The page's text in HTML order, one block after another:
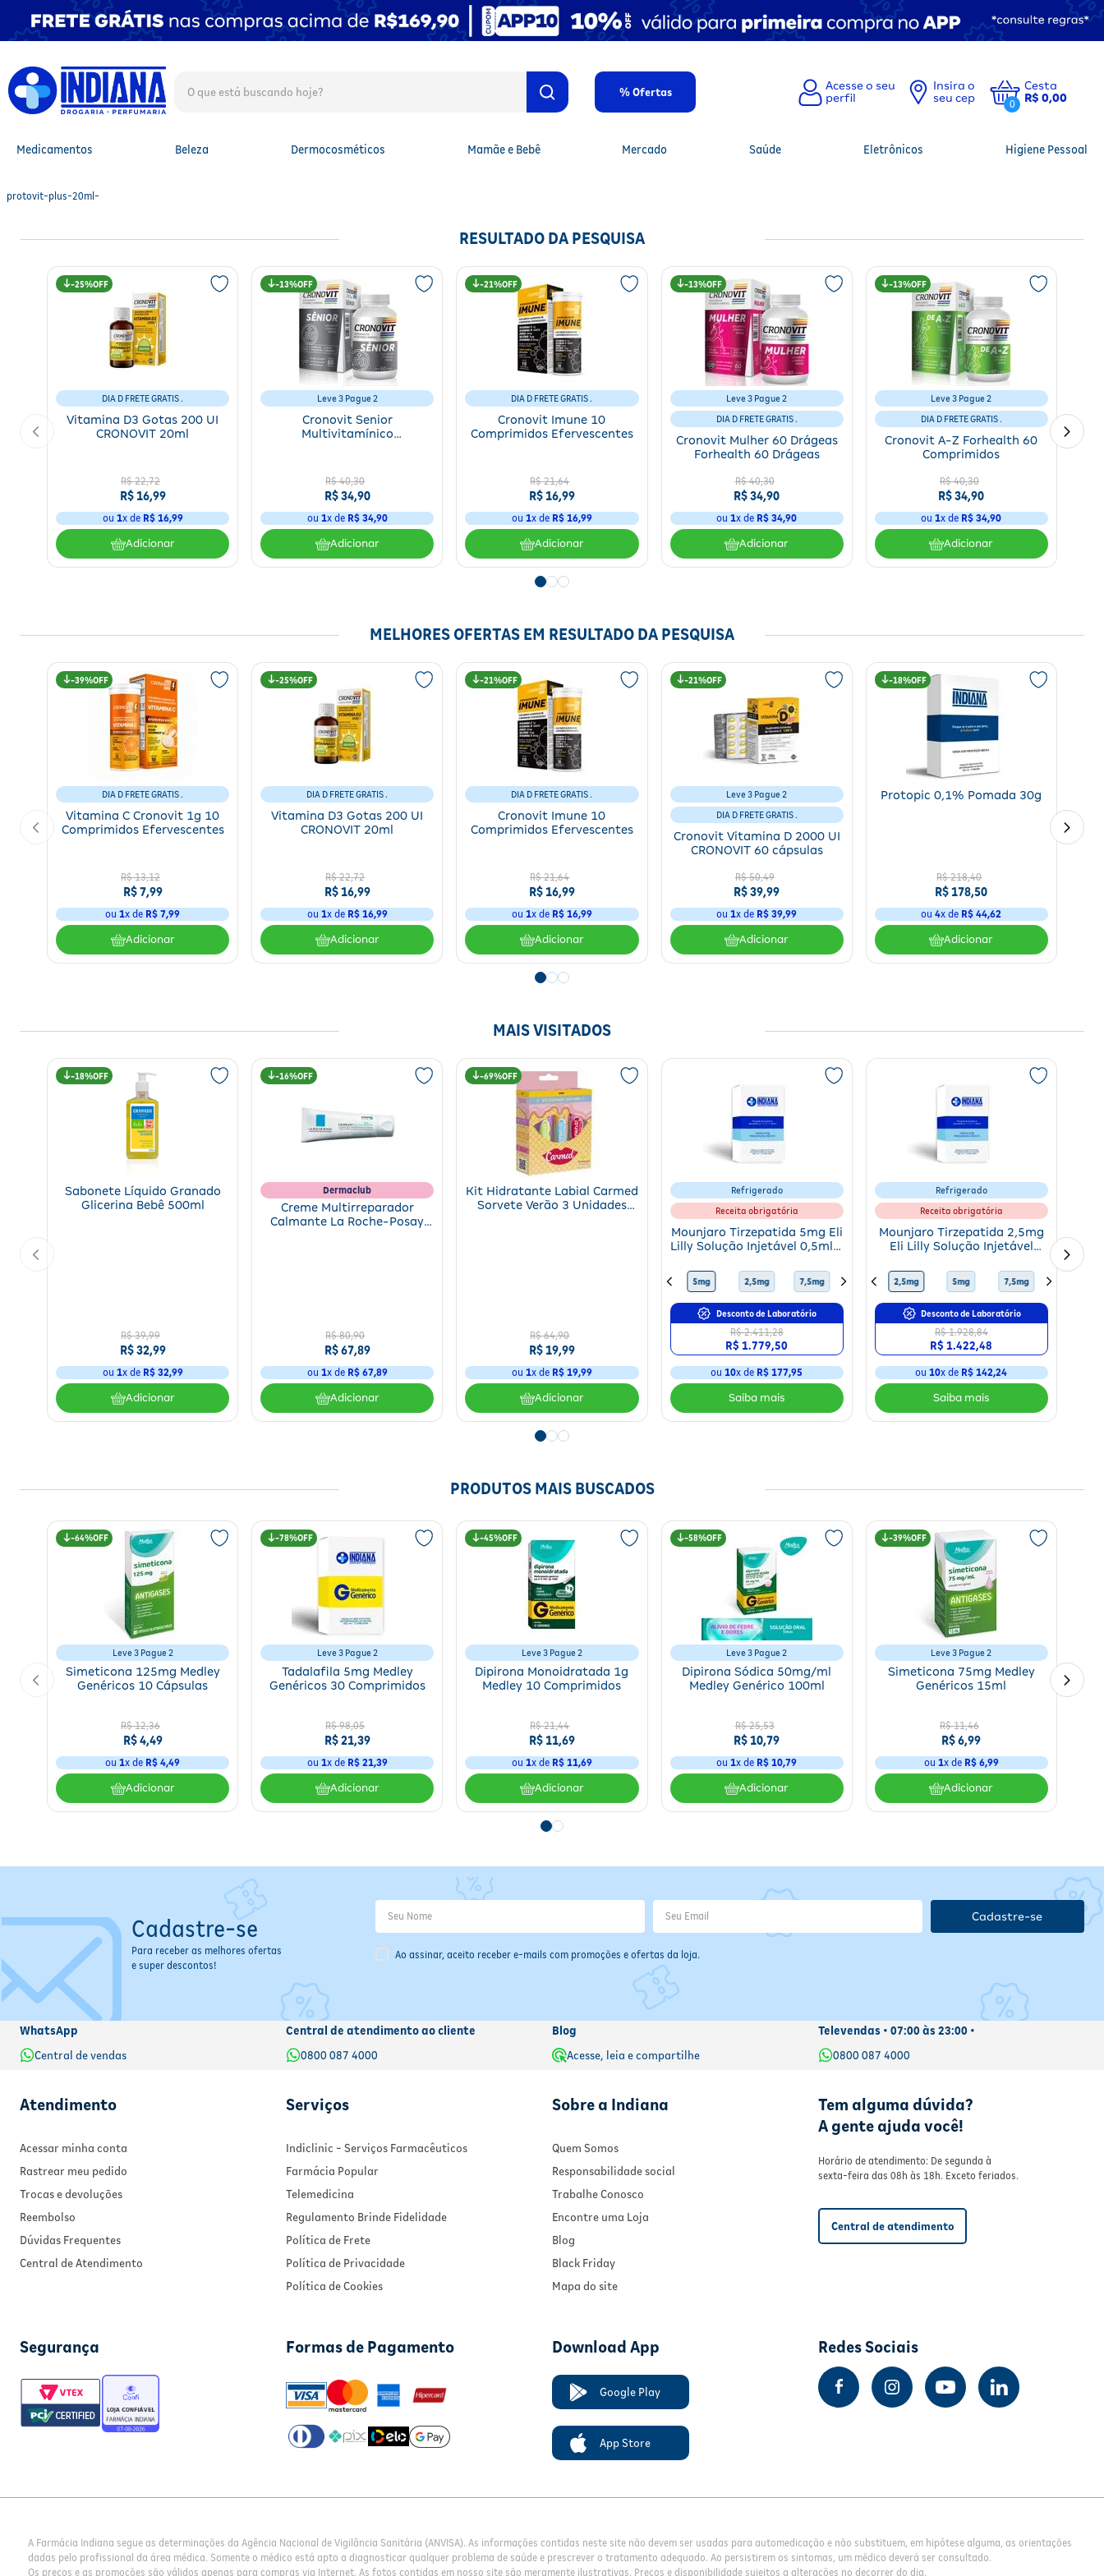
% Ofertas
Insira o
seu cep
0
Cesta
R$ 0,00
Medicamentos Beleza Dermocosméticos Mamãe e Bebê Mercado Saúde Eletrônicos Higiene Pessoal
protovit-plus-20ml-
RESULTADO DA PESQUISA
25%
DIA D FRETE GRATIS .
Vitamina D3 Gotas 200 UI
CRONOVIT 20ml
R$ 22,72
R$ 16,99
ou 1x de R$ 16,99
Adicionar
13%
Leve 3 Pague 2
Cronovit Senior
Multivitamínico
R$ 40,30
R$34,90
ou 1x de R$ 34,90
Adicionar
21%
DIA D FRETE GRATIS .
Cronovit Imune 10
Comprimidos Efervescentes
R$ 21,64
R$16,99
ou 1x de R$ 16,99
Adicionar
13%
Leve 3 Pague 2
DIA D FRETE GRATIS .
Cronovit Mulher 60 Drágeas
Forhealth 60 Drágeas
R$ 40,30
R$34,90
ou1x de R$ 34,90
Adicionar
13%
Leve 3 Pague 2
DIA D FRETE GRATIS .
Cronovit A-Z Forhealth 60
Comprimidos
R$ 40,30
R$34,90
ou1x de R$ 34,90
Adicionar
MELHORES OFERTAS EM RESULTADO DA PESQUISA
39%
DIA D FRETE GRATIS .
Vitamina C Cronovit 1g 10
Comprimidos Efervescentes
R$ 13,12
R$ 7,99
ou1x de R$ 7,99
Adicionar
25%
DIA D FRETE GRATIS .
Vitamina D3 Gotas 200 UI
CRONOVIT 20ml
R$ 22,72
R$16,99
ou 1x de R$ 16,99
Adicionar
21%
DIA D FRETE GRATIS .
Cronovit Imune 10
Comprimidos Efervescentes
R$ 21,64
R$16,99
ou 1x de R$ 16,99
Adicionar
21%
Leve 3 Pague 2
DIA D FRETE GRATIS .
Cronovit Vitamina D 2000 UI
CRONOVIT 60 cápsulas
R$ 50,49
R$39,99
ou1x de R$ 39,99
Adicionar
18%
Protopic 0,1% Pomada 30g
R$ 218,40
R$178,50
ou4x de R$ 44,62
Adicionar
MAIS VISITADOS
18%
Sabonete Líquido Granado
Glicerina Bebê 500ml
R$ 39,99
R$ 32,99
ou 1x de R$ 32,99
Adicionar
16%
Dermaclub
Creme Multirreparador
Calmante La Roche-Posay
R$ 80,90
R$67,89
ou 1x de R$ 67,89
Adicionar
69%
Kit Hidratante Labial Carmed
Sorvete Verão 3 Unidades
R$ 64,90
R$19,99
ou 1x de R$ 19,99
Adicionar
Refrigerado
Receita obrigatória
Mounjaro Tirzepatida 5mg Eli
Lilly Solução Injetável 0,5ml +
5mg 2,5mg 7,5mg 10mg 15mg 12,5mg 5mg
Desconto de Laboratório
R$ 2.411,28
R$ 1.779,50
ou 10x de R$ 177,95
Refrigerado
Receita obrigatória
Mounjaro Tirzepatida 2,5mg
Eli Lilly Solução Injetável
Aplicadoras
10mg 15mg 12,5mg 2,5mg 5mg 7,5mg
Desconto de Laboratório
R$ 1.928,84
R$ 1.422,48
ou 10x de R$ 142,24
PRODUTOS MAIS BUSCADOS
64%
Leve 3 Pague 2
Simeticona 125mg Medley
Genéricos 10 Cápsulas
R$ 12,36
R$ 4,49
ou1x de R$ 4,49
Adicionar
78%
Leve 3 Pague 2
Tadalafila 5mg Medley
Genéricos 30 Comprimidos
R$ 98,05
R$21,39
ou 1x de R$ 21,39
Adicionar
45%
Leve 3 Pague 2
Dipirona Monoidratada 1g
Medley 10 Comprimidos
R$ 21,44
R$11,69
ou 1x de R$ 11,69
Adicionar
58%
Leve 3 Pague 2
Dipirona Sódica 50mg/ml
Medley Genérico 100ml
R$ 25,53
R$10,79
ou1x de R$ 10,79
Adicionar
39%
Leve 3 Pague 2
Simeticona 75mg Medley
Genéricos 15ml
R$ 11,46
R$6,99
ou 1x de R$ 6,99
Adicionar
Cadastre-se
Para receber as melhores ofertas
e super descontos!
Ao assinar, aceito receber e-mails com promoções e ofertas da loja.
Cadastre-se
WhatsApp
Central de vendas
Central de atendimento ao cliente
0800 087 4000
Blog
Acesse, leia e compartilhe
Televendas • 07:00 às 23:00 •
0800 087 4000
Atendimento
Acessar minha conta
Rastrear meu pedido
Trocas e devoluções
Reembolso
Dúvidas Frequentes
Central de Atendimento
Serviços
Indiclinic - Serviços Farmacêuticos
Farmácia Popular
Telemedicina
Regulamento Brinde Fidelidade
Política de Frete
Política de Privacidade
Política de Cookies
Sobre a Indiana
Quem Somos
Responsabilidade social
Trabalhe Conosco
Encontre uma Loja
Blog
Black Friday
Mapa do site
Tem alguma dúvida?
A gente ajuda você!
Horário de atendimento: De segunda à
sexta-feira das 08h às 18h. Exceto feriados.
Central de atendimento
Segurança Formas de Pagamento Download App
Google Play
App Store
Redes Sociais
A Farmácia Indiana segue as determinações da Agência Nacional de Vigilância Sanitária (ANVISA). As informações contidas neste site não devem ser usadas para automedicação e não substituem, em hipótese alguma, as orientações
dadas pelo profissional da área médica. Somente o médico está apto a diagnosticar qualquer problema de saúde e prescrever o tratamento adequado. Ao persistirem os sintomas, um médico deverá ser consultado.
Os preços e as promoções são válidos apenas para compras via Internet. As fotos contidas em nosso site são meramente ilustrativas. Preços e disponibilidade sujeitos a alterações no decorrer do dia.
TERMOS MAIS BUSCADOS
1º
fralda
protetor solar facial
º óleo capilar